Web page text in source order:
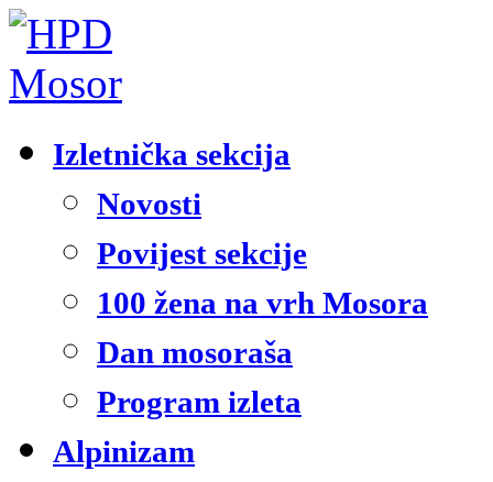
Izletnička sekcija
Novosti
Povijest sekcije
100 žena na vrh Mosora
Dan mosoraša
Program izleta
Alpinizam